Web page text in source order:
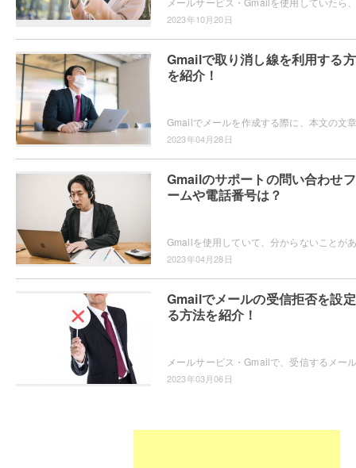
2023年10月20日
Gmailで取り消し線を利用する
を紹介！
2023年04月28日
Gmailのサポートの問い合わせ
ームや電話番号は？
2023年04月28日
Gmailでメールの受信拒否を設
る方法を紹介！
2023年03月06日